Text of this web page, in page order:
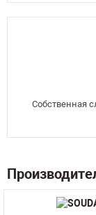
Собственная